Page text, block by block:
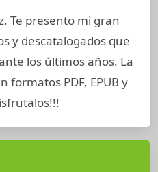
Te presento mi gran
y descatalogados que
los últimos años. La
formatos PDF, EPUB y